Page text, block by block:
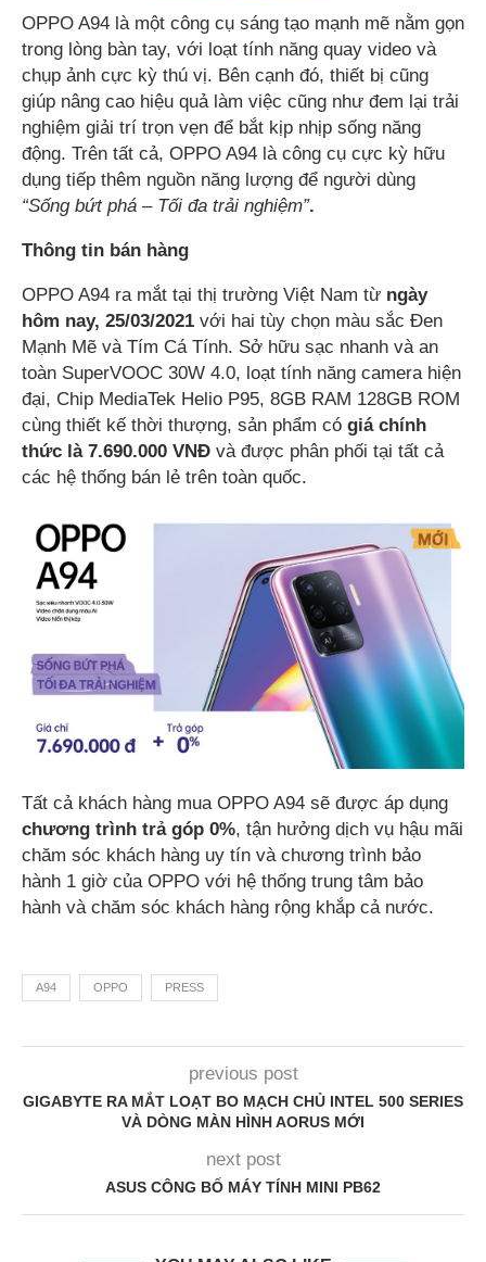
OPPO A94 là một công cụ sáng tạo mạnh mẽ nằm gọn
trong lòng bàn tay, với loạt tính năng quay video và
chụp ảnh cực kỳ thú vị. Bên cạnh đó, thiết bị cũng
giúp nâng cao hiệu quả làm việc cũng như đem lại trải
nghiệm giải trí trọn vẹn để bắt kịp nhịp sống năng
động. Trên tất cả, OPPO A94 là công cụ cực kỳ hữu
dụng tiếp thêm nguồn năng lượng để người dùng
“Sống bứt phá – Tối đa trải nghiệm”.
Thông tin bán hàng
OPPO A94 ra mắt tại thị trường Việt Nam từ ngày
hôm nay, 25/03/2021 với hai tùy chọn màu sắc Đen
Mạnh Mẽ và Tím Cá Tính. Sở hữu sạc nhanh và an
toàn SuperVOOC 30W 4.0, loạt tính năng camera hiện
đại, Chip MediaTek Helio P95, 8GB RAM 128GB ROM
cùng thiết kế thời thượng, sản phẩm có giá chính
thức là 7.690.000 VNĐ và được phân phối tại tất cả
các hệ thống bán lẻ trên toàn quốc.
Tất cả khách hàng mua OPPO A94 sẽ được áp dụng
chương trình trả góp 0%, tận hưởng dịch vụ hậu mãi
chăm sóc khách hàng uy tín và chương trình bảo
hành 1 giờ của OPPO với hệ thống trung tâm bảo
hành và chăm sóc khách hàng rộng khắp cả nước.
A94 OPPO PRESS
previous post
GIGABYTE RA MẮT LOẠT BO MẠCH CHỦ INTEL 500 SERIES
VÀ DÒNG MÀN HÌNH AORUS MỚI
next post
ASUS CÔNG BỐ MÁY TÍNH MINI PB62